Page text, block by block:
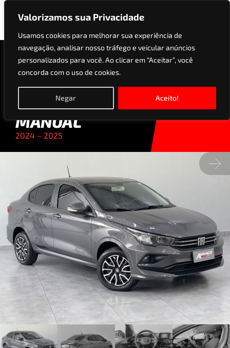
Valorizamos sua Privacidade
Usamos cookies para melhorar sua experiência de
navegação, analisar nosso tráfego e veicular anúncios
personalizados para você. Ao clicar em “Aceitar”, você
concorda com o uso de cookies.
Negar Aceito!
FIAT CRONOS
1.0 FIREFLY
FLEX DRIVE
MANUAL
2024 – 2025
R$